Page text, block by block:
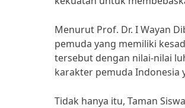
Menurut Prof. Dr. I Wayan
pemuda yang memiliki
tersebut dengan nilai-nilai
karakter pemuda Indonesia
Tidak hanya itu, Taman